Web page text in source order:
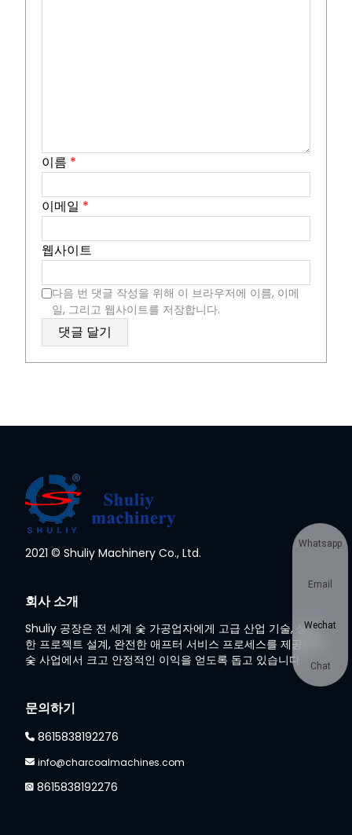
이름 *
이메일 *
웹사이트
다음 번 댓글 작성을 위해 이 브라우저에 이름, 이메
일, 그리고 웹사이트를 저장합니다.
2021 © Shuliy Machinery Co., Ltd.
회사 소개
Shuliy 공장은 전 세계 숯 가공업자에게 고급 산업 기술, 성숙
한 프로젝트 설계, 완전한 애프터 서비스 프로세스를 제공하여
숯 사업에서 크고 안정적인 이익을 얻도록 돕고 있습니다.
문의하기
8615838192276
info@charcoalmachines.com
8615838192276
Whatsapp
Email
Wechat
Chat